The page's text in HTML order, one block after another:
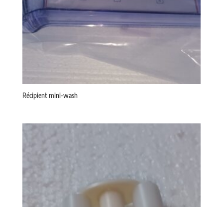
Récipient mini-wash